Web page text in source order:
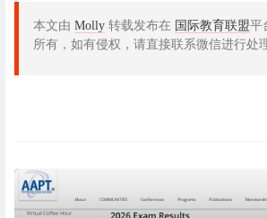
本文由 Molly 转载发布在 国际教育联盟平
所有，如有侵权，请直接联系微信进行处